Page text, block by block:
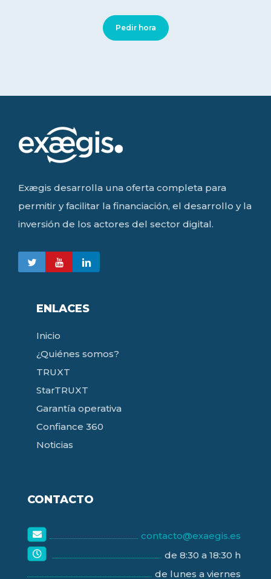
Pedir hora
Exægis desarrolla una oferta completa para
permitir y facilitar la financiación, el desarrollo y la
inversión de los actores del sector digital.
ENLACES
Inicio
¿Quiénes somos?
TRUXT
StarTRUXT
Garantía operativa
Confiance 360
Noticias
CONTACTO
contacto@exaegis.es
de 8:30 a 18:30 h
de lunes a viernes